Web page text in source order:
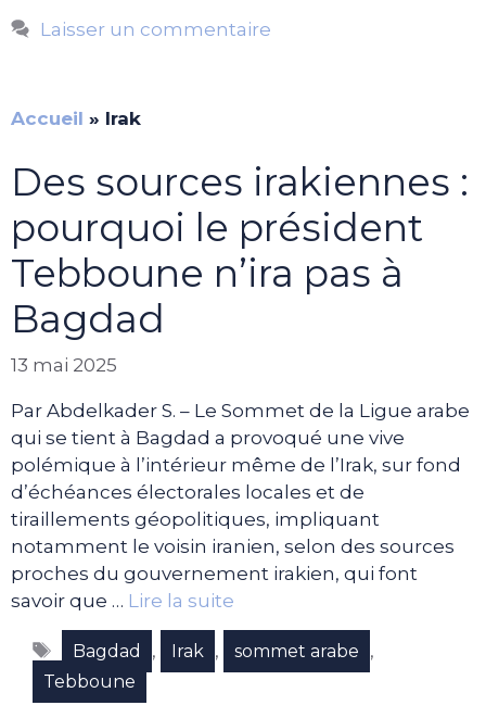
Laisser un commentaire
Accueil » Irak
Des sources irakiennes :
pourquoi le président
Tebboune n’ira pas à
Bagdad
13 mai 2025
Par Abdelkader S. – Le Sommet de la Ligue arabe
qui se tient à Bagdad a provoqué une vive
polémique à l’intérieur même de l’Irak, sur fond
d’échéances électorales locales et de
tiraillements géopolitiques, impliquant
notamment le voisin iranien, selon des sources
proches du gouvernement irakien, qui font
savoir que … Lire la suite
Étiquettes
Bagdad , Irak , sommet arabe ,
Tebboune